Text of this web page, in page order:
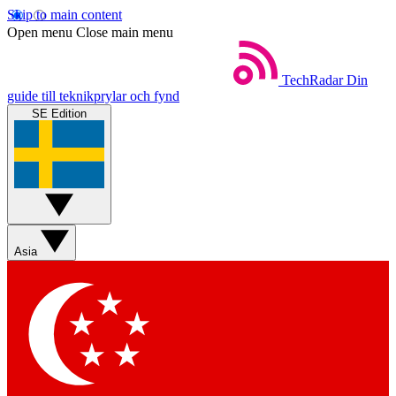
Skip to main content
Open menu Close main menu
TechRadar Din
guide till teknikprylar och fynd
SE Edition
Asia